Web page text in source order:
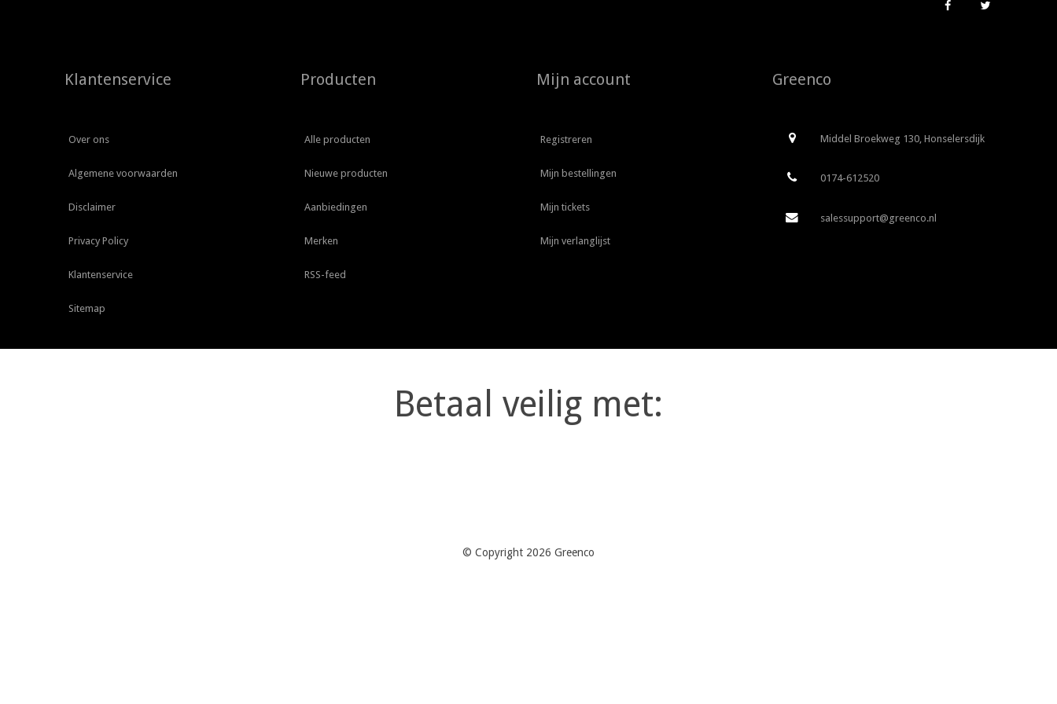
Klantenservice
Over ons
Algemene voorwaarden
Disclaimer
Privacy Policy
Klantenservice
Sitemap
Producten
Alle producten
Nieuwe producten
Aanbiedingen
Merken
RSS-feed
Mijn account
Registreren
Mijn bestellingen
Mijn tickets
Mijn verlanglijst
Greenco
Middel Broekweg 130, Honselersdijk
0174-612520
salessupport@greenco.nl
Betaal veilig met:
© Copyright 2026 Greenco